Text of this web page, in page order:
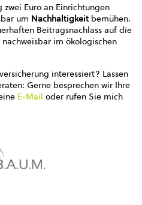
Euro an Einrichtungen
um Nachhaltigkeitbemühen.
Beitragsnachlass auf die
im ökologischen
interessiert? Lassen
Gerne besprechen wir Ihre
E-Mail oder rufen Sie mich